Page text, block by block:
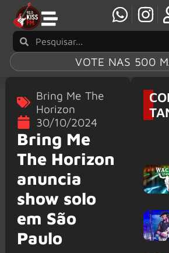
VOTE NAS 500
Bring Me The
Horizon
30/10/2024
Bring Me
The Horizon
anuncia
show solo
em São
Paulo